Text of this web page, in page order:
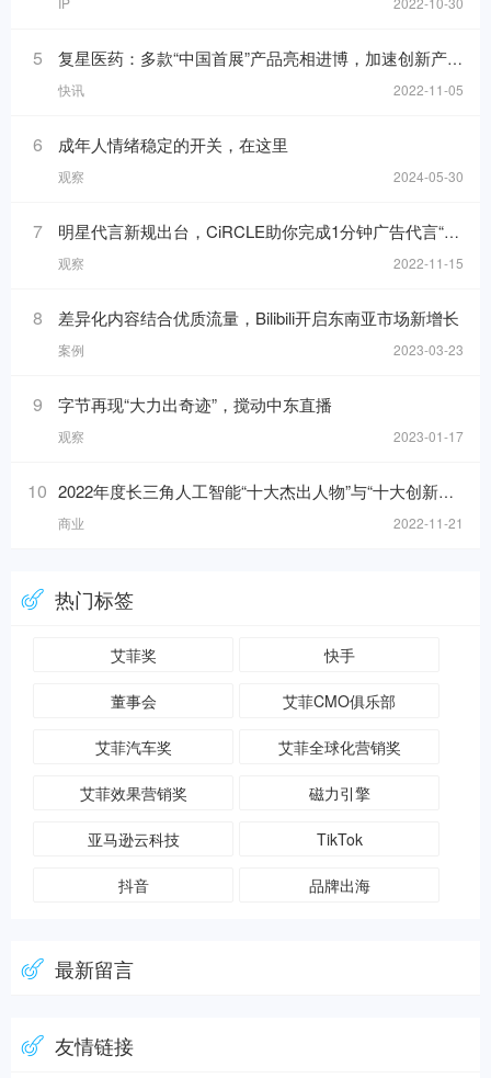
5 复星医药：多款“中国首展”产品亮相进博，加速创新产品落地
快讯 2022-11-05
6 成年人情绪稳定的开关，在这里
观察 2024-05-30
7 明星代言新规出台，CiRCLE助你完成1分钟广告代言“健康自检”
观察 2022-11-15
8 差异化内容结合优质流量，Bilibili开启东南亚市场新增长
案例 2023-03-23
9 字节再现“大力出奇迹”，搅动中东直播
观察 2023-01-17
10 2022年度长三角人工智能“十大杰出人物”与“十大创新应用”榜单发布！
商业 2022-11-21
热门标签
艾菲奖 快手
董事会 艾菲CMO俱乐部
艾菲汽车奖 艾菲全球化营销奖
艾菲效果营销奖 磁力引擎
亚马逊云科技 TikTok
抖音 品牌出海
最新留言
友情链接